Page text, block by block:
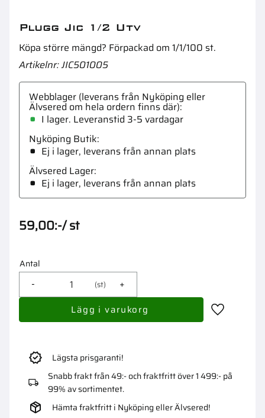
Plugg Jic 1/2 Utv
Köpa större mängd? Förpackad om 1/1/100 st.
Artikelnr JIC501005
59,00:-/st
Antal
st +
-
Lägg till i
Lägsta prisgaranti!
Snabb frakt från 49:- och fraktfritt över 1 499:- på
99% av sortimentet.
Hämta fraktfritt i Nyköping eller Älvsered!
Webblager (leverans från Nyköping eller
Älvsered om hela ordern finns där)
I lager. Leveranstid 3-5 vardagar
Nyköping Butik
Ej i lager, leverans från annan plats
Älvsered Lager
Ej i lager, leverans från annan plats